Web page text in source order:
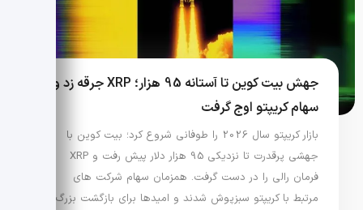
جهش بیت کوین تا آستانه 95 هزار؛ XRP جرقه زد و
سهام کریپتو اوج گرفت
بازار کریپتو سال 2026 را طوفانی شروع کرد؛ بیت کوین با
جهشی پرقدرت تا نزدیکی 95 هزار دلار پیش رفت و XRP
فرمان رالی را در دست گرفت. همزمان سهام شرکت های
مرتبط با کریپتو سبزپوش شدند و امیدها برای بازگشت بزرگ